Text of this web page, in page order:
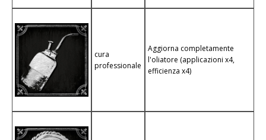
cura
professionale
Aggiorna completamente
l'oliatore (applicazioni x4,
efficienza x4)